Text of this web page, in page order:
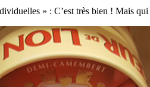
» : C’est très bien ! Mais